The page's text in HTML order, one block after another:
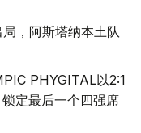
，阿斯塔纳本土队
PHYGITAL以2:1
定最后一个四强席